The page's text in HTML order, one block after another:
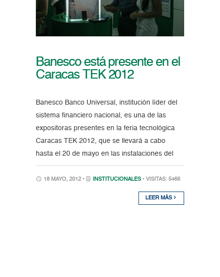
Banesco está presente en el
Caracas TEK 2012
Banesco Banco Universal, institución líder del
sistema financiero nacional, es una de las
expositoras presentes en la feria tecnológica
Caracas TEK 2012, que se llevará a cabo
hasta el 20 de mayo en las instalaciones del
18 MAYO, 2012 • INSTITUCIONALES • VISITAS: 5466
LEER MÁS